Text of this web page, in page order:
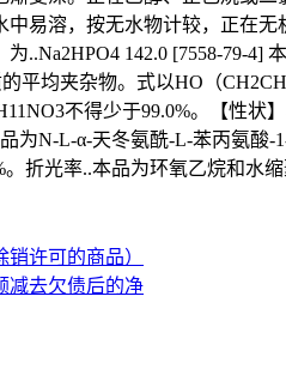
易溶，按无水物计较，正在
..Na2HPO4 142.0 [7558-79-4]
平均夹杂物。式以HO（
不得少于99.0%。【性状
为N-L-α-天冬氨酰-L-苯丙氨酸-
。折光率..本品为环氧乙烷和水缩
许可的商品）
减去欠债后的净